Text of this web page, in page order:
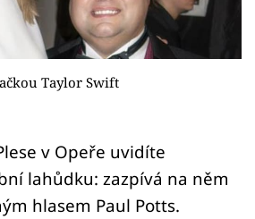
Taylor Swift
v Opeře uvidíte
lahůdku: zazpívá na něm
hlasem Paul Potts.